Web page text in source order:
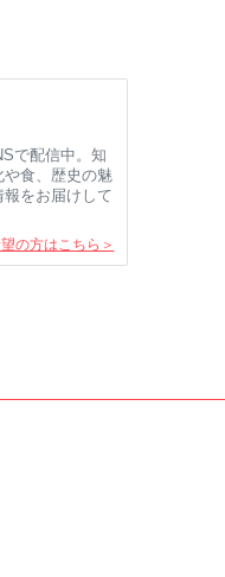
で配信中。知
や食、歴史の魅
をお届けして
の方はこちら＞